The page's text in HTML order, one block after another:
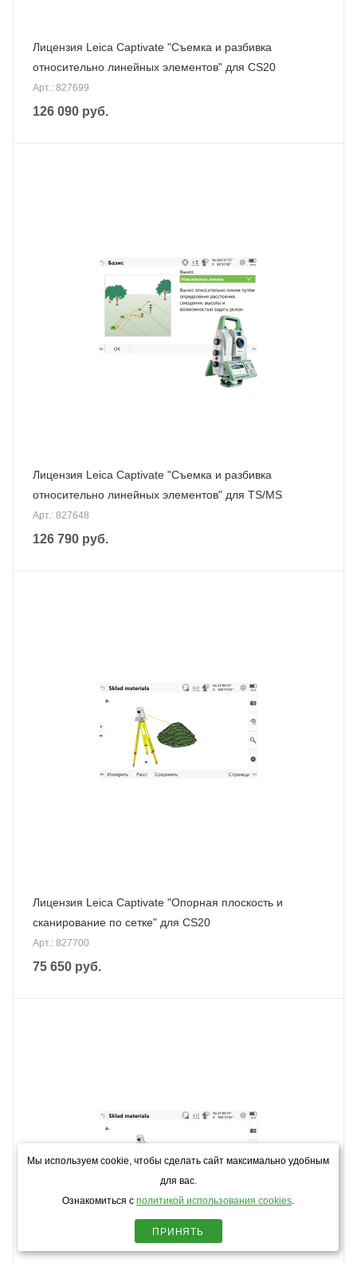
Лицензия Leica Captivate "Съемка и разбивка
относительно линейных элементов" для CS20
Арт.: 827699
126 090 руб.
Лицензия Leica Captivate "Съемка и разбивка
относительно линейных элементов" для TS/MS
Арт.: 827648
126 790 руб.
Лицензия Leica Captivate "Опорная плоскость и
сканирование по сетке" для CS20
Арт.: 827700
75 650 руб.
Мы используем cookie, чтобы сделать сайт максимально удобным
для вас.
Ознакомиться сполитикой использования cookies.
ПРИНЯТЬ